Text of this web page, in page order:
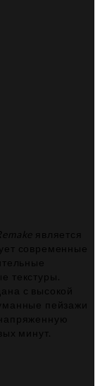
является
современные
текстуры.
с высокой
пейзажи
минут.